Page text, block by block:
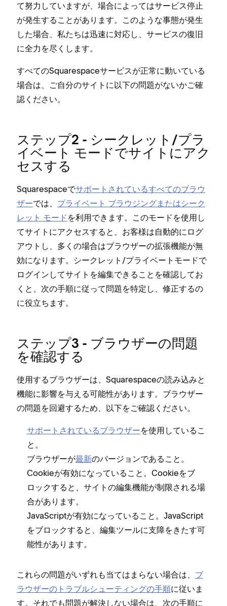
て努力していますが⁠、場合によ⁠ってはサ⁠ービス停止
が発生することがあります⁠。このような事態が発生
した場合⁠、私たちは迅速に対応し⁠、サ⁠ービスの復旧
に全力を尽くします⁠。
すべてのSquarespaceサ⁠ービスが正常に動いている
場合は⁠、ご自分のサイトに以下の問題がないかご確
認ください⁠。
ステ⁠ップ2 - シ⁠ークレ⁠ット/プラ
イベ⁠ート モ⁠ードでサイトにアク
セスする
Squarespaceでサポ⁠ートされているすべてのブラウ
ザ⁠ーでは⁠、 プライベ⁠ート ブラウジングまたはシ⁠ーク
レ⁠ット モ⁠ード を利用できます⁠。このモ⁠ードを使用し
てサイトにアクセスすると⁠、お客様は自動的にログ
アウトし⁠、多くの場合はブラウザ⁠ーの拡張機能が無
効になります⁠。シ⁠ークレ⁠ット/プライベ⁠ートモ⁠ードで
ログインしてサイトを編集できることを確認してお
くと⁠、次の手順に従⁠って問題を特定し⁠、修正するの
に役立ちます⁠。
ステ⁠ップ3 - ブラウザ⁠ーの問題
を確認する
使用するブラウザ⁠ーは⁠、Squarespaceの読み込みと
機能に影響を与える可能性があります⁠。ブラウザ⁠ー
の問題を回避するため⁠、以下をご確認ください⁠。
サポ⁠ートされているブラウザ⁠ーを使用しているこ
と⁠。
ブラウザ⁠ーが最新のバ⁠ージ⁠ョンであること⁠。
Cookieが有効にな⁠っていること⁠。Cookieをブ
ロ⁠ックすると⁠、サイトの編集機能が制限される場
合があります⁠。
JavaScriptが有効にな⁠っていること⁠。JavaScript
をブロ⁠ックすると⁠、編集ツ⁠ールに支障をきたす可
能性があります⁠。
これらの問題がいずれも当てはまらない場合は⁠、 ブ
ラウザ⁠ーのトラブルシ⁠ュ⁠ーテ⁠ィングの手順に従いま
す⁠。それでも問題が解決しない場合は⁠、次の手順に